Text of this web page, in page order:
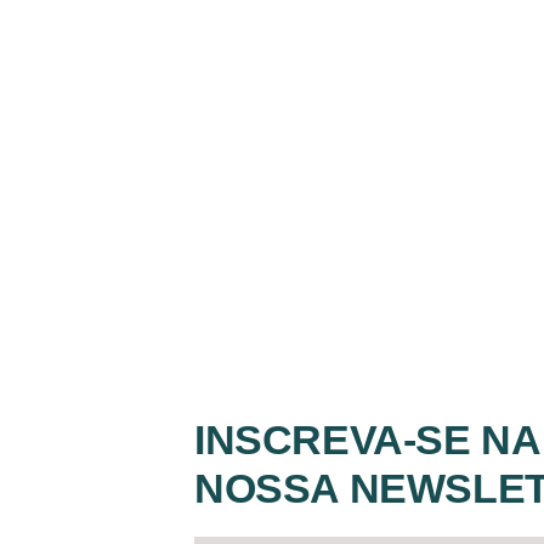
INSCREVA-SE NA
NOSSA